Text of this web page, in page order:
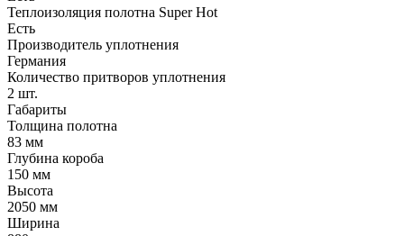
Теплоизоляция полотна Super Нot
Есть
Производитель уплотнения
Германия
Количество притворов уплотнения
2 шт.
Габариты
Толщина полотна
83 мм
Глубина короба
150 мм
Высота
2050 мм
Ширина